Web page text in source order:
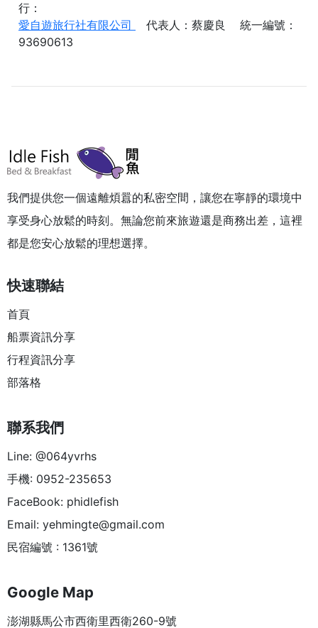
行：
愛自遊旅行社有限公司
代表人：蔡慶良 統一編號：
93690613
我們提供您一個遠離煩囂的私密空間，讓您在寧靜的環境中
享受身心放鬆的時刻。無論您前來旅遊還是商務出差，這裡
都是您安心放鬆的理想選擇。
快速聯結
首頁
船票資訊分享
行程資訊分享
部落格
聯系我們
Line: @064yvrhs
手機: 0952-235653
FaceBook: phidlefish
Email: yehmingte@gmail.com
民宿編號 : 1361號
Google Map
澎湖縣馬公市西衛里西衛260-9號